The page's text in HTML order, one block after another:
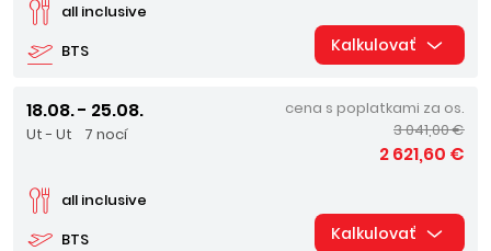
BTS
all inclusive
Kalkulovať
18.08. - 25.08.
Ut - Ut 7 nocí
BTS
all inclusive
cena s poplatkami za os.
3 041,00 €
2 621,60 €
Kalkulovať